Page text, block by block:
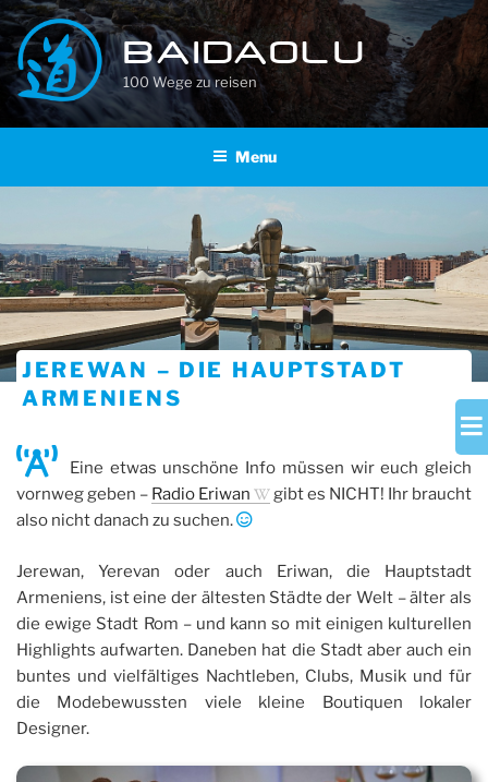
Skip
to
content
BAIDAOLU
100 Wege zu reisen
Menu
JEREWAN – DIE HAUPTSTADT
ARMENIENS
Eine etwas unschöne Info müssen wir euch gleich
vornweg geben – Radio Eriwan
gibt es NICHT! Ihr braucht
also nicht danach zu suchen.
Jerewan, Yerevan oder auch Eriwan, die Hauptstadt
Armeniens, ist eine der ältesten Städte der Welt – älter als
die ewige Stadt Rom – und kann so mit einigen kulturellen
Highlights aufwarten. Daneben hat die Stadt aber auch ein
buntes und vielfältiges Nachtleben, Clubs, Musik und für
die Modebewussten viele kleine Boutiquen lokaler
Designer.